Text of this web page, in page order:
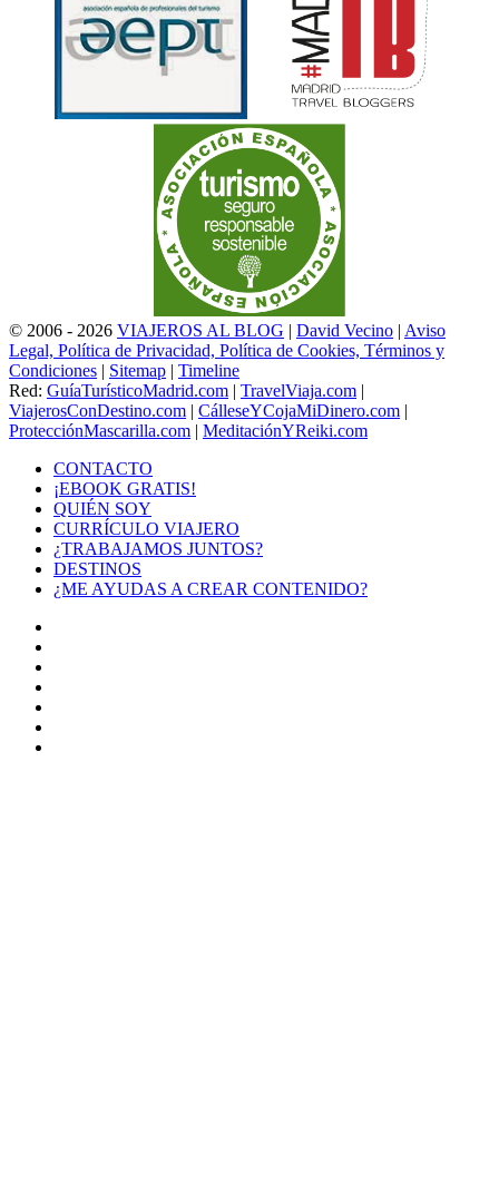
© 2006 - 2026 VIAJEROS AL BLOG | David Vecino | Aviso
Legal, Política de Privacidad, Política de Cookies, Términos y
Condiciones | Sitemap | Timeline
Red: GuíaTurísticoMadrid.com | TravelViaja.com |
ViajerosConDestino.com | CálleseYCojaMiDinero.com |
ProtecciónMascarilla.com | MeditaciónYReiki.com
CONTACTO
¡EBOOK GRATIS!
QUIÉN SOY
CURRÍCULO VIAJERO
¿TRABAJAMOS JUNTOS?
DESTINOS
¿ME AYUDAS A CREAR CONTENIDO?